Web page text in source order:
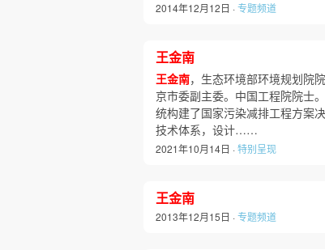
2014年12月12日 ·专题频道
王金南
王金南，生态环境部环境规划院
京市委副主委。中国工程院院士
统构建了国家污染减排工程方案
技术体系，设计……
2021年10月14日 ·特别呈现
王金南
2013年12月15日 ·专题频道